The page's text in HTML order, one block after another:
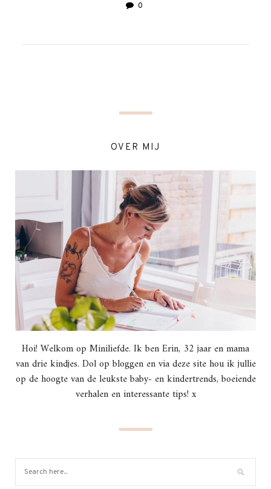
0
OVER MIJ
Hoi! Welkom op Miniliefde. Ik ben Erin, 32 jaar en mama
van drie kindjes. Dol op bloggen en via deze site hou ik jullie
op de hoogte van de leukste baby- en kindertrends, boeiende
verhalen en interessante tips! x